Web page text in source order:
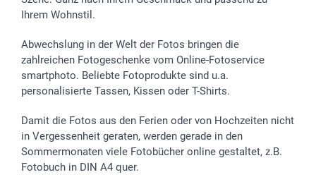
Investor Relations
Widerrufsrecht
Geburtstag
Zu allen Anlässen
Anmelden /Registrieren
Status der Bestellung
smartfriends
smartgarantie
smartbonus
Ihrem Wohnstil.
Abwechslung in der Welt der Fotos bringen die
zahlreichen Fotogeschenke vom Online-Fotoservice
smartphoto. Beliebte Fotoprodukte sind u.a.
personalisierte Tassen, Kissen oder T-Shirts.
Damit die Fotos aus den Ferien oder von Hochzeiten nicht
in Vergessenheit geraten, werden gerade in den
Sommermonaten viele Fotobücher online gestaltet, z.B.
Fotobuch in DIN A4 quer.